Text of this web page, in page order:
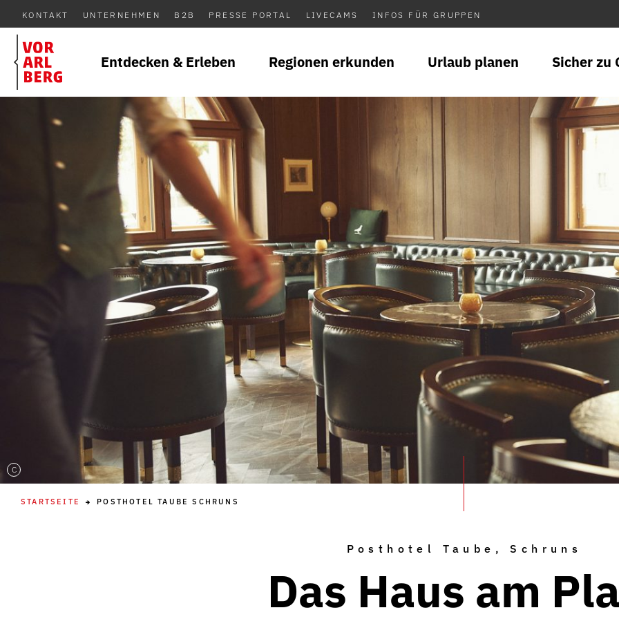
KONTAKT UNTERNEHMEN B2B PRESSE PORTAL LIVECAMS INFOS FÜR GRUPPEN
Entdecken & Erleben Regionen erkunden Urlaub planen Sicher zu
C
STARTSEITE POSTHOTEL TAUBE SCHRUNS
Posthotel Taube, Schruns
Das Haus am